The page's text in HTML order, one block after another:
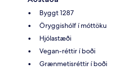
Byggt 1287
Öryggishólf í móttöku
Hjólastæði
Vegan-réttir í boði
Grænmetisréttir í boði